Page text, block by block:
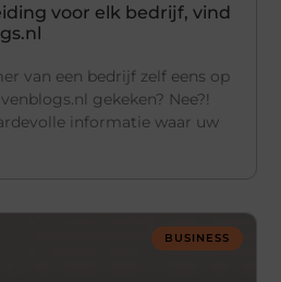
voor elk bedrijf, vind
van een bedrijf zelf eens op
gekeken? Nee?!
informatie waar uw
BUSINESS